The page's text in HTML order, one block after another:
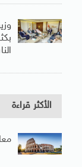
الأكثر قراءة